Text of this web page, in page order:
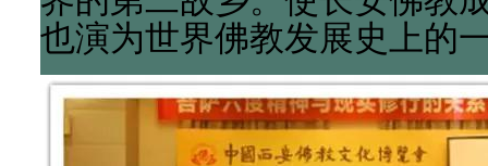
也演为世界佛教发展史上的